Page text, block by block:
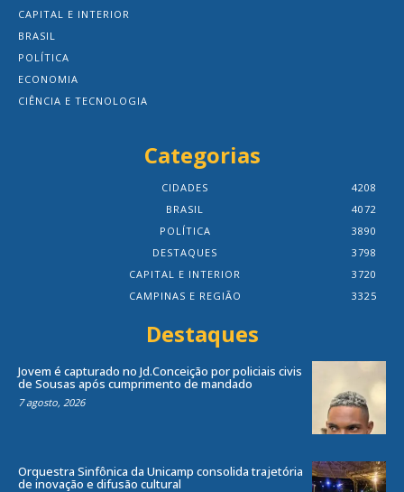
CAPITAL E INTERIOR
BRASIL
POLÍTICA
ECONOMIA
CIÊNCIA E TECNOLOGIA
Categorias
CIDADES
4208
BRASIL
4072
POLÍTICA
3890
DESTAQUES
3798
CAPITAL E INTERIOR
3720
CAMPINAS E REGIÃO
3325
Destaques
Jovem é capturado no Jd.Conceição por policiais civis
de Sousas após cumprimento de mandado
7 agosto, 2026
Orquestra Sinfônica da Unicamp consolida trajetória
de inovação e difusão cultural